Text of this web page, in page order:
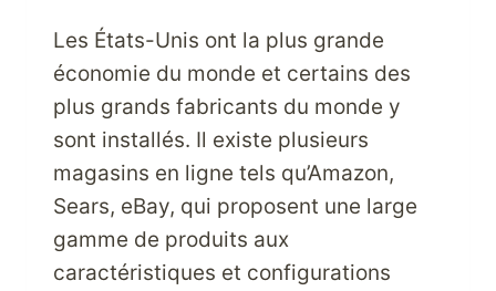
Les États-Unis ont la plus grande
économie du monde et certains des
plus grands fabricants du monde y
sont installés. Il existe plusieurs
magasins en ligne tels qu’Amazon,
Sears, eBay, qui proposent une large
gamme de produits aux
caractéristiques et configurations